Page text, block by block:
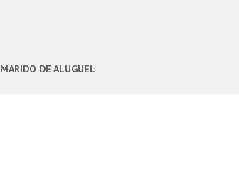
MARIDO DE ALUGUEL